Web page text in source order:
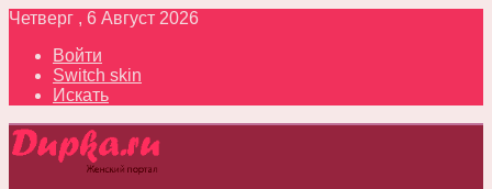
Четверг , 6 Август 2026
Войти
Switch skin
Искать